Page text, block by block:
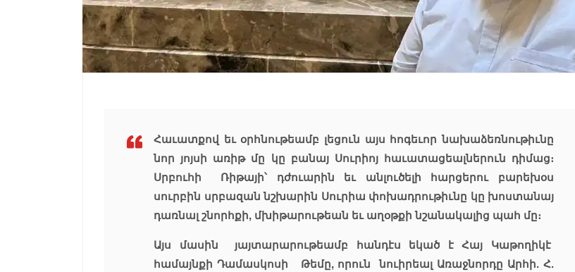
Հաւատքով եւ օրհնութեամբ լեցուն այս հոգեւոր նախաձեռնութիւնը
նոր յոյսի առիթ մը կը բանայ Սուրիոյ հաւատացեալներուն դիմաց։
Սրբուհի Ռիթայի՝ դժուարին եւ անլուծելի հարցերու բարեխօս
սուրբին սրբազան նշխարին Սուրիա փոխադրութիւնը կը խոստանայ
դառնալ շնորհքի, մխիթարութեան եւ աղօթքի նշանակալից պահ մը։
Այս մասին յայտարարութեամբ հանդէս եկած է Հայ Կաթողիկէ
համայնքի Դամասկոսի Թեմը, որուն նուիրեալ Առաջնորդը Արհի. Հ.